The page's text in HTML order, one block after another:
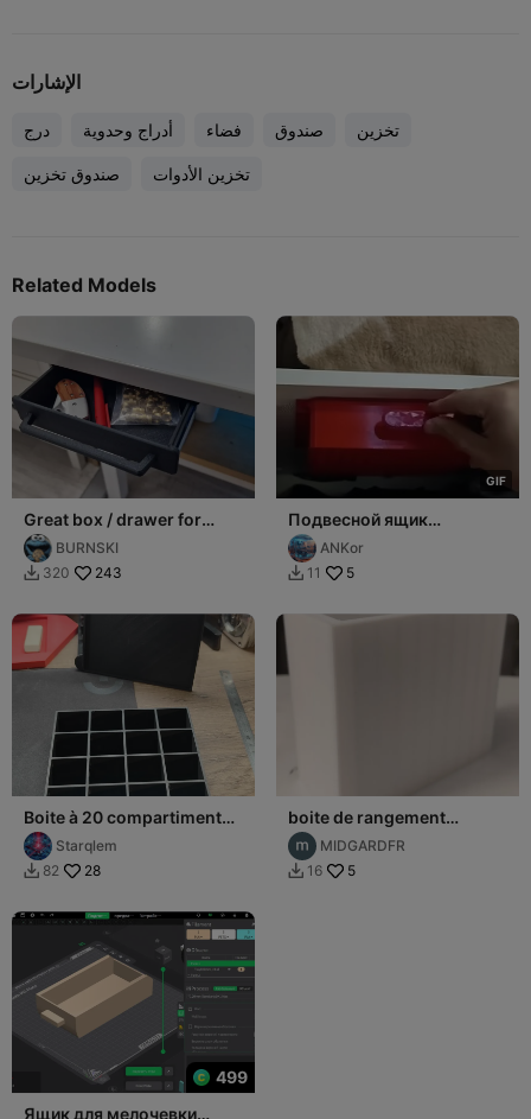
الإشارات
درج أدراج وحدوية فضاء صندوق تخزين
صندوق تخزين تخزين الأدوات
Related Models
Great box / drawer for
more space and
organization 150x190mm
BURNSKI
 320 243
GIF
Подвесной ящик
200х200х50 / Заказ
других размеров
бесплатно
ANKor
 11 5
Boite à 20 compartiments
27/30mm avec couvercle
Starqlem
 82 28
boite de rangement
112x50x70
MIDGARDFR
 16 5
499
Ящик для мелочевки